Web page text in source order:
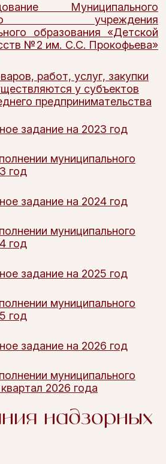
Муниципального
учреждения
образования «Детской
№2 им. С.С. Прокофьева»
работ, услуг, закупки
у субъектов
предпринимательства
задание на 2023 год
муниципального
год
задание на 2024 год
муниципального
год
задание на 2025 год
муниципального
год
задание на 2026 год
муниципального
2026 года
надзорных